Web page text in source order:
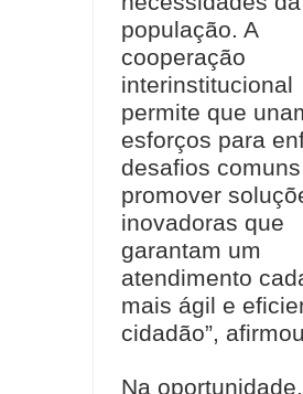
população. A
cooperação
interinstitucional
permite que
esforços para
desafios
promover
inovadoras que
garantam um
atendimento
mais ágil e
cidadão”,
Na